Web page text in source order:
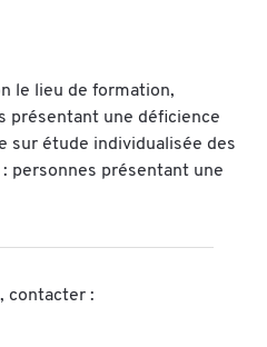
le lieu de formation,
présentant une déficience
étude individualisée des
personnes présentant une
contacter :